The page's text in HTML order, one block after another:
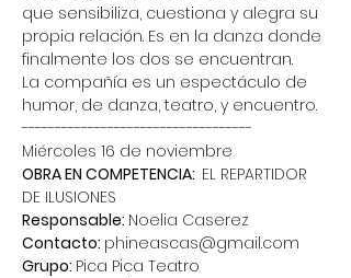
que sensibiliza, cuestiona y alegra su
propia relación. Es en la danza donde
finalmente los dos se encuentran.
La compañía es un espectáculo de
humor, de danza, teatro, y encuentro.
-----------------------------------
Miércoles 16 de noviembre
OBRA EN COMPETENCIA: EL REPARTIDOR
DE ILUSIONES
Responsable: Noelia Caserez
Contacto: phineascas@gmail.com
Grupo: Pica Pica Teatro